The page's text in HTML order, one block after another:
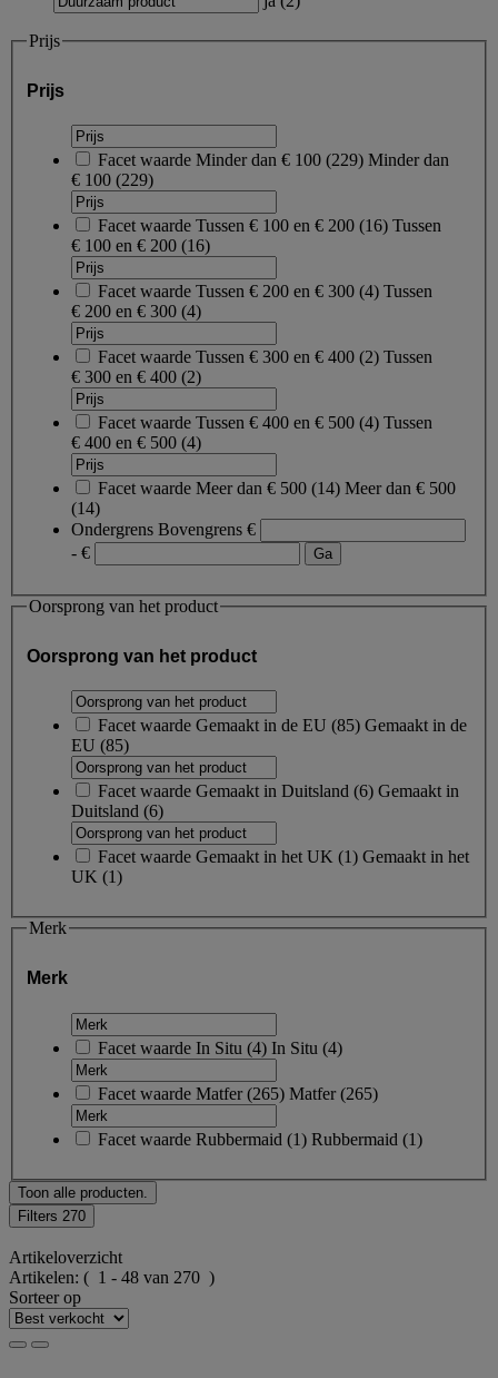
Prijs
Prijs
Facet waarde Minder dan € 100 (229) Minder dan
€ 100 (229)
Facet waarde Tussen € 100 en € 200 (16) Tussen
€ 100 en € 200 (16)
Facet waarde Tussen € 200 en € 300 (4) Tussen
€ 200 en € 300 (4)
Facet waarde Tussen € 300 en € 400 (2) Tussen
€ 300 en € 400 (2)
Facet waarde Tussen € 400 en € 500 (4) Tussen
€ 400 en € 500 (4)
Facet waarde Meer dan € 500 (14) Meer dan € 500
(14)
Ondergrens Bovengrens €
- €
Oorsprong van het product
Oorsprong van het product
Facet waarde Gemaakt in de EU (85) Gemaakt in de
EU (85)
Facet waarde Gemaakt in Duitsland (6) Gemaakt in
Duitsland (6)
Facet waarde Gemaakt in het UK (1) Gemaakt in het
UK (1)
Merk
Merk
Facet waarde In Situ (4) In Situ (4)
Facet waarde Matfer(265) Matfer(265)
Facet waarde Rubbermaid (1) Rubbermaid (1)
Toon alle producten.
Filters 270
Artikeloverzicht
Artikelen: ( 1 - 48 van 270 )
Sorteer op